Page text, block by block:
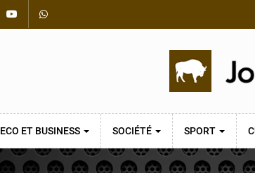
ECO ET BUSINESS SOCIÉTÉ SPORT